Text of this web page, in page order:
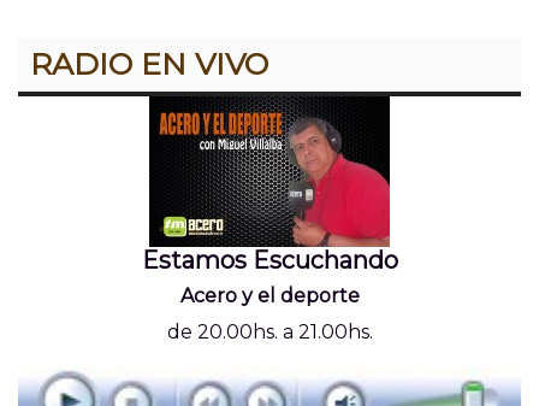
RADIO EN VIVO
Estamos Escuchando
Acero y el deporte
de 20.00hs. a 21.00hs.